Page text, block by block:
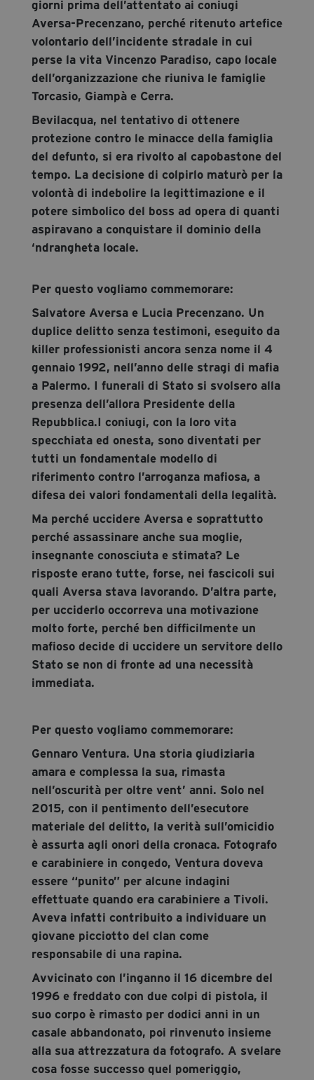
giorni prima dell’attentato ai coniugi
Aversa-Precenzano, perché ritenuto artefice
volontario dell’incidente stradale in cui
perse la vita Vincenzo Paradiso, capo locale
dell’organizzazione che riuniva le famiglie
Torcasio, Giampà e Cerra.
Bevilacqua, nel tentativo di ottenere
protezione contro le minacce della famiglia
del defunto, si era rivolto al capobastone del
tempo. La decisione di colpirlo maturò per la
volontà di indebolire la legittimazione e il
potere simbolico del boss ad opera di quanti
aspiravano a conquistare il dominio della
‘ndrangheta locale.
Per questo vogliamo commemorare:
Salvatore Aversa e Lucia Precenzano. Un
duplice delitto senza testimoni, eseguito da
killer professionisti ancora senza nome il 4
gennaio 1992, nell’anno delle stragi di mafia
a Palermo. I funerali di Stato si svolsero alla
presenza dell’allora Presidente della
Repubblica.I coniugi, con la loro vita
specchiata ed onesta, sono diventati per
tutti un fondamentale modello di
riferimento contro l’arroganza mafiosa, a
difesa dei valori fondamentali della legalità.
Ma perché uccidere Aversa e soprattutto
perché assassinare anche sua moglie,
insegnante conosciuta e stimata? Le
risposte erano tutte, forse, nei fascicoli sui
quali Aversa stava lavorando. D’altra parte,
per ucciderlo occorreva una motivazione
molto forte, perché ben difficilmente un
mafioso decide di uccidere un servitore dello
Stato se non di fronte ad una necessità
immediata.
Per questo vogliamo commemorare:
Gennaro Ventura. Una storia giudiziaria
amara e complessa la sua, rimasta
nell’oscurità per oltre vent’ anni. Solo nel
2015, con il pentimento dell’esecutore
materiale del delitto, la verità sull’omicidio
è assurta agli onori della cronaca. Fotografo
e carabiniere in congedo, Ventura doveva
essere “punito” per alcune indagini
effettuate quando era carabiniere a Tivoli.
Aveva infatti contribuito a individuare un
giovane picciotto del clan come
responsabile di una rapina.
Avvicinato con l’inganno il 16 dicembre del
1996 e freddato con due colpi di pistola, il
suo corpo è rimasto per dodici anni in un
casale abbandonato, poi rinvenuto insieme
alla sua attrezzatura da fotografo. A svelare
cosa fosse successo quel pomeriggio,